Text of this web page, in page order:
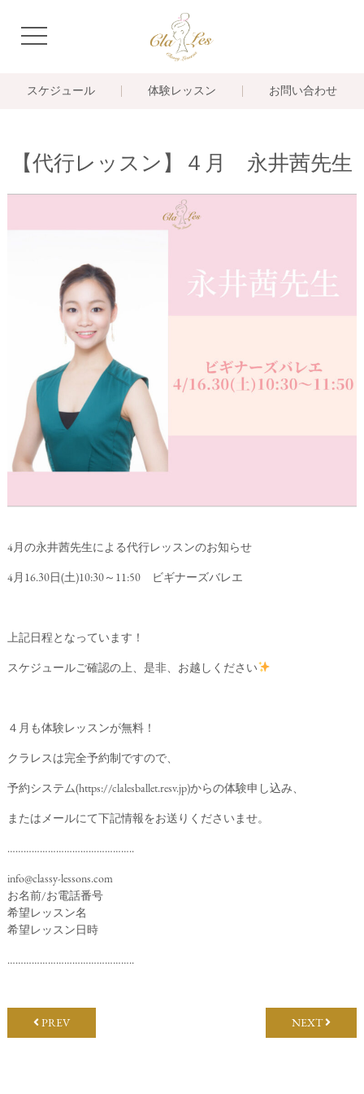
navigation
スケジュール 体験レッスン お問い合わせ
【代行レッスン】４月 永井茜先生
4月の永井茜先生による代行レッスンのお知らせ
4月16.30日(土)10:30～11:50 ビギナーズバレエ
上記日程となっています！
スケジュールご確認の上、是非、お越しください
４月も体験レッスンが無料！
クラレスは完全予約制ですので、
予約システム(https://clalesballet.resv.jp)からの体験申し込み、
またはメールにて下記情報をお送りくださいませ。
………………………………………..
info@classy-lessons.com
お名前/お電話番号
希望レッスン名
希望レッスン日時
………………………………………..
PREV NEXT